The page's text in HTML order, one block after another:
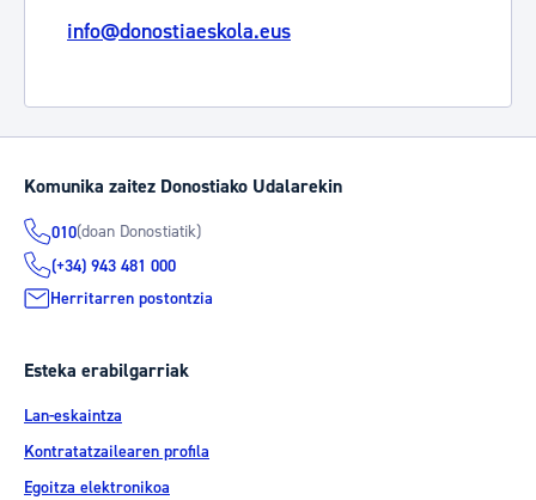
info@donostiaeskola.eus
Komunika zaitez Donostiako Udalarekin
010(doan Donostiatik)
(+34) 943 481 000
Herritarren postontzia
Esteka erabilgarriak
Lan-eskaintza
Kontratatzailearen profila
Egoitza elektronikoa